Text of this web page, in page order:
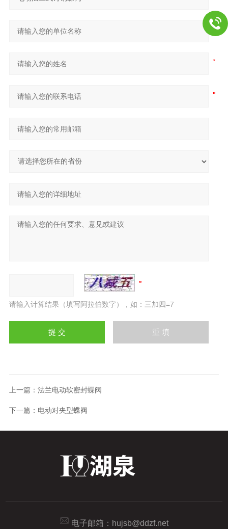
请输入计算结果（填写阿拉伯数字），如：三加四=7
上一篇： 法兰电动软密封蝶阀
下一篇： 电动对夹型蝶阀
电子邮箱： hujsb@ddzf.net